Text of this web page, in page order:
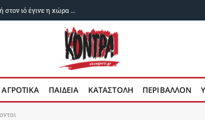
Δυο χρόνια ευλογιά των αιγοπροβάτων: Ενδημική στον ιό έγινε η χώρα μας
ΑΓΡΟΤΙΚΑ ΠΑΙΔΕΙΑ ΚΑΤΑΣΤΟΛΗ ΠΕΡΙΒΑΛΛΟΝ